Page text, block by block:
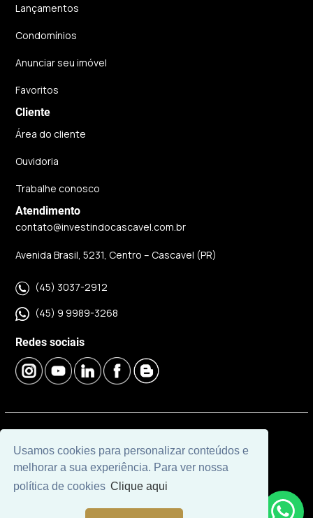
Usamos cookies para personalizar conteúdos e
melhorar a sua experiência. Para ver nossa
política de cookies Clique aqui
Lançamentos
Condomínios
Anunciar seu imóvel
Favoritos
Cliente
Área do cliente
Ouvidoria
Trabalhe conosco
Atendimento
contato@investindocascavel.com.br
Avenida Brasil, 5231, Centro – Cascavel (PR)
(45) 3037-2912
(45) 9 9989-3268
Redes sociais
© 2026 | Imobiliária Investindo Cascavel | CRECI J06120 |
Desenvolvido por Universal Software.